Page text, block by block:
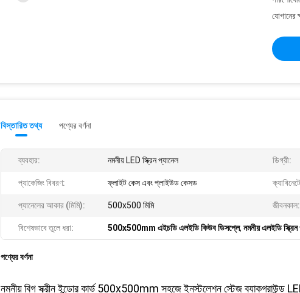
যোগানের
বিস্তারিত তথ্য পণ্যের বর্ণনা
ব্যবহার: নমনীয় LED স্ক্রিন প্যানেল ডিগ্রী:
প্যাকেজিং বিবরণ: ফ্লাইট কেস এবং প্লাইউড কেসড
প্যানেলের আকার (মিমি): 500x500 মিমি জীবনকাল:
বিশেষভাবে তুলে ধরা: 500x500mm এইচডি এলইডি কিউব ডিসপ্লে, নমনীয় এলইডি
পণ্যের বর্ণনা
নমনীয় বিগ স্ক্রীন ইন্ডোর কার্ভ 500x500mm সহজে ইনস্টলেশন স্টেজ ব্যাকগ্রাউন্ড